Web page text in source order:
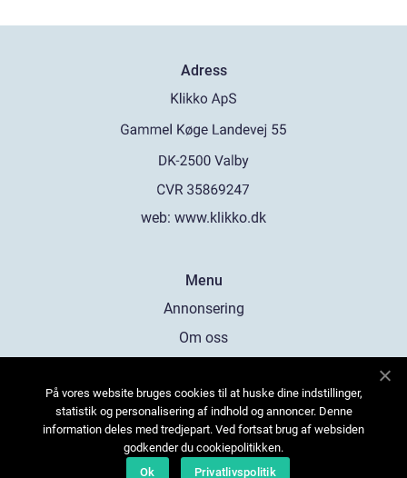
Adress
web: www.klikko.dk
Menu
Annonsering
Om oss
Kontakta oss
Sitemap
På vores website bruges cookies til at huske dine indstillinger,
statistik og personalisering af indhold og annoncer. Denne
information deles med tredjepart. Ved fortsat brug af websiden
godkender du cookiepolitikken.
Ok
Privatlivspolitik